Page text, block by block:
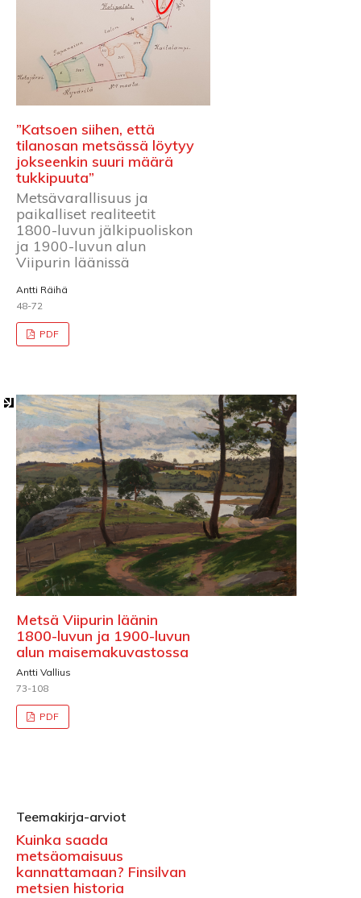
”Katsoen siihen, että
tilanosan metsässä löytyy
jokseenkin suuri määrä
tukkipuuta”
Metsävarallisuus ja
paikalliset realiteetit
1800-luvun jälkipuoliskon
ja 1900-luvun alun
Viipurin läänissä
Antti Räihä
48-72
PDF
Metsä Viipurin läänin
1800-luvun ja 1900-luvun
alun maisemakuvastossa
Antti Vallius
73-108
PDF
Teemakirja-arviot
Kuinka saada
metsäomaisuus
kannattamaan? Finsilvan
metsien historia